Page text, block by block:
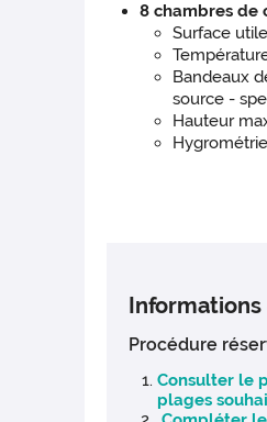
8 chambres de
Surface utile
Bandeaux
source -
Hauteur
Procédure
Consulter le
plages